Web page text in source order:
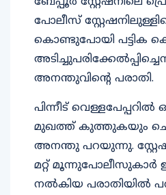
പോലീസ്
കൊണ്ടുപോയി പട്ടിക
അനന്തുവിന്റെ പരാതി.
പിന്നീട് വെള്ളപേപ്പറിൽ
മുഖത്ത് കുത്തുകയും
അനന്തു പറയുന്നു.
മറ്റ് മൂന്നുപോലീസുകാർ
നൽകിയ പരാതിയിൽ